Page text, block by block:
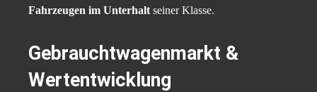
Fahrzeugen im Unterhalt seiner Klasse.
Gebrauchtwagenmarkt &
Wertentwicklung